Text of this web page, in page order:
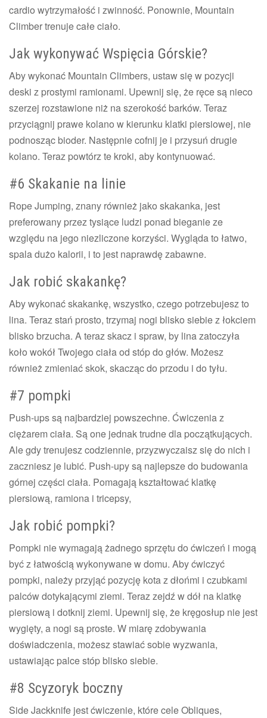
cardio wytrzymałość i zwinność. Ponownie, Mountain
Climber trenuje całe ciało.
Jak wykonywać Wspięcia Górskie?
Aby wykonać Mountain Climbers, ustaw się w pozycji
deski z prostymi ramionami. Upewnij się, że ręce są nieco
szerzej rozstawione niż na szerokość barków. Teraz
przyciągnij prawe kolano w kierunku klatki piersiowej, nie
podnosząc bioder. Następnie cofnij je i przysuń drugie
kolano. Teraz powtórz te kroki, aby kontynuować.
#6 Skakanie na linie
Rope Jumping, znany również jako skakanka, jest
preferowany przez tysiące ludzi ponad bieganie ze
względu na jego niezliczone korzyści. Wygląda to łatwo,
spala dużo kalorii, i to jest naprawdę zabawne.
Jak robić skakankę?
Aby wykonać skakankę, wszystko, czego potrzebujesz to
lina. Teraz stań prosto, trzymaj nogi blisko siebie z łokciem
blisko brzucha. A teraz skacz i spraw, by lina zatoczyła
koło wokół Twojego ciała od stóp do głów. Możesz
również zmieniać skok, skacząc do przodu i do tyłu.
#7 pompki
Push-ups są najbardziej powszechne. Ćwiczenia z
ciężarem ciała. Są one jednak trudne dla początkujących.
Ale gdy trenujesz codziennie, przyzwyczaisz się do nich i
zaczniesz je lubić. Push-upy są najlepsze do budowania
górnej części ciała. Pomagają kształtować klatkę
piersiową, ramiona i tricepsy,
Jak robić pompki?
Pompki nie wymagają żadnego sprzętu do ćwiczeń i mogą
być z łatwością wykonywane w domu. Aby ćwiczyć
pompki, należy przyjąć pozycję kota z dłońmi i czubkami
palców dotykającymi ziemi. Teraz zejdź w dół na klatkę
piersiową i dotknij ziemi. Upewnij się, że kręgosłup nie jest
wygięty, a nogi są proste. W miarę zdobywania
doświadczenia, możesz stawiać sobie wyzwania,
ustawiając palce stóp blisko siebie.
#8 Scyzoryk boczny
Side Jackknife jest ćwiczenie, które cele Obliques,